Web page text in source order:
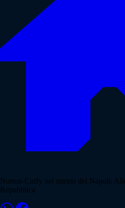
Norton-Cuffy nel mirino del Napoli:
Repubblica